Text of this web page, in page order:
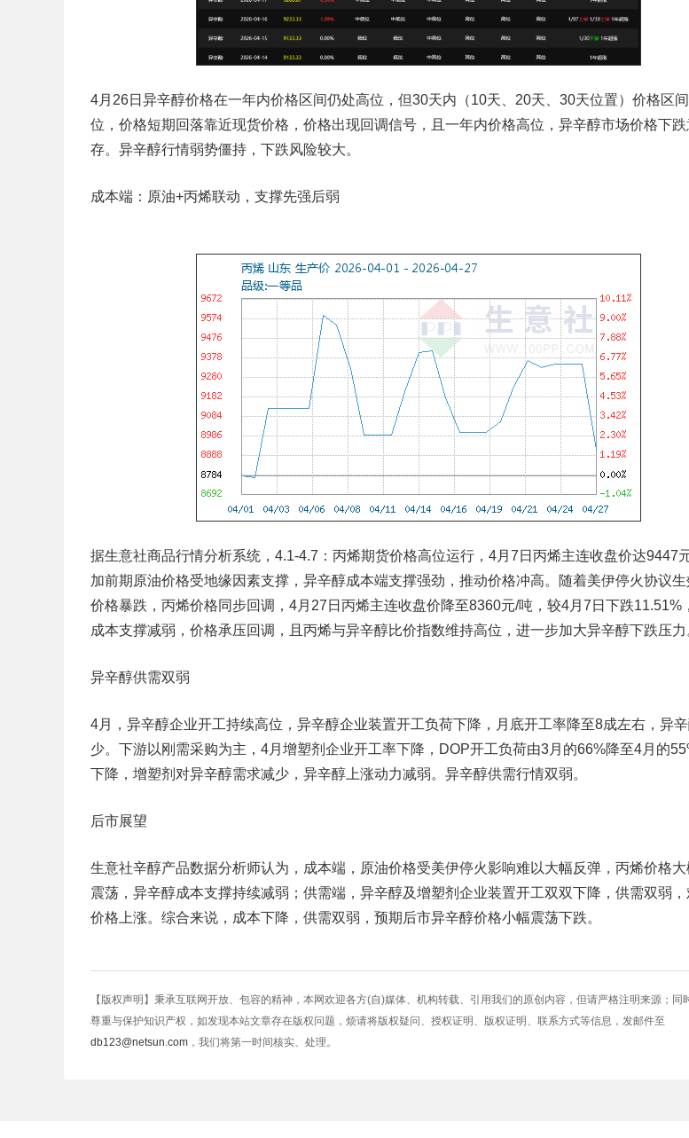
4月26日异辛醇价格在一年内价格区间仍处高位，但30天内（10天、20天、30天位置）价格区
位，价格短期回落靠近现货价格，价格出现回调信号，且一年内价格高位，异辛醇市场价格下跌
存。异辛醇行情弱势僵持，下跌风险较大。
成本端：原油+丙烯联动，支撑先强后弱
据生意社商品行情分析系统，4.1-4.7：丙烯期货价格高位运行，4月7日丙烯主连收盘价达9447
加前期原油价格受地缘因素支撑，异辛醇成本端支撑强劲，推动价格冲高。随着美伊停火协议
价格暴跌，丙烯价格同步回调，4月27日丙烯主连收盘价降至8360元/吨，较4月7日下跌11.51%
成本支撑减弱，价格承压回调，且丙烯与异辛醇比价指数维持高位，进一步加大异辛醇下跌压力
异辛醇供需双弱
4月，异辛醇企业开工持续高位，异辛醇企业装置开工负荷下降，月底开工率降至8成左右，异
少。下游以刚需采购为主，4月增塑剂企业开工率下降，DOP开工负荷由3月的66%降至4月的
下降，增塑剂对异辛醇需求减少，异辛醇上涨动力减弱。异辛醇供需行情双弱。
后市展望
生意社辛醇产品数据分析师认为，成本端，原油价格受美伊停火影响难以大幅反弹，丙烯价格
震荡，异辛醇成本支撑持续减弱；供需端，异辛醇及增塑剂企业装置开工双双下降，供需双弱
价格上涨。综合来说，成本下降，供需双弱，预期后市异辛醇价格小幅震荡下跌。
【版权声明】秉承互联网开放、包容的精神，本网欢迎各方(自)媒体、机构转载、引用我们的原创内容，但请严格注明来源；同
尊重与保护知识产权，如发现本站文章存在版权问题，烦请将版权疑问、授权证明、版权证明、联系方式等信息，发邮件至
db123@netsun.com ，我们将第一时间核实、处理。